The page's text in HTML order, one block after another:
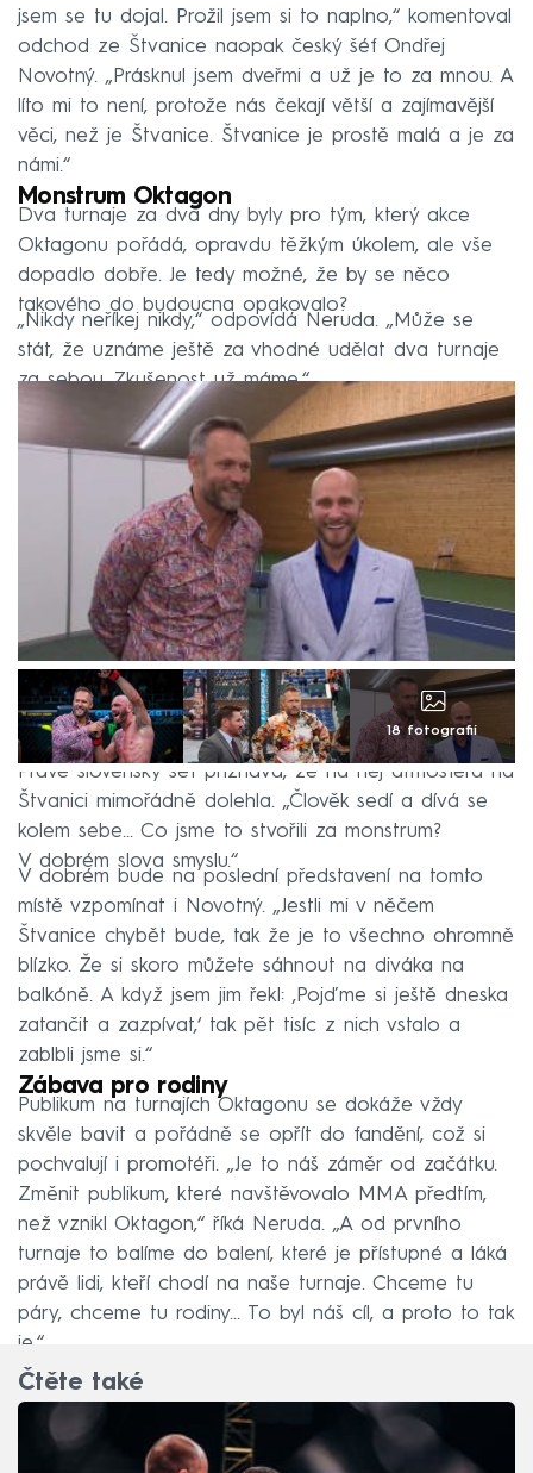
jsem se tu dojal. Prožil jsem si to naplno,“ komentoval
odchod ze Štvanice naopak český šéf Ondřej
Novotný. „Prásknul jsem dveřmi a už je to za mnou. A
líto mi to není, protože nás čekají větší a zajímavější
věci, než je Štvanice. Štvanice je prostě malá a je za
námi.“
Monstrum Oktagon
Dva turnaje za dva dny byly pro tým, který akce
Oktagonu pořádá, opravdu těžkým úkolem, ale vše
dopadlo dobře. Je tedy možné, že by se něco
takového do budoucna opakovalo?
„Nikdy neříkej nikdy,“ odpovídá Neruda. „Může se
stát, že uznáme ještě za vhodné udělat dva turnaje
za sebou. Zkušenost už máme.“
18 fotografií
Právě slovenský šéf přiznává, že na něj atmosféra na
Štvanici mimořádně dolehla. „Člověk sedí a dívá se
kolem sebe… Co jsme to stvořili za monstrum?
V dobrém slova smyslu.“
V dobrém bude na poslední představení na tomto
místě vzpomínat i Novotný. „Jestli mi v něčem
Štvanice chybět bude, tak že je to všechno ohromně
blízko. Že si skoro můžete sáhnout na diváka na
balkóně. A když jsem jim řekl: ,Pojďme si ještě dneska
zatančit a zazpívat,‘ tak pět tisíc z nich vstalo a
zablbli jsme si.“
Zábava pro rodiny
Publikum na turnajích Oktagonu se dokáže vždy
skvěle bavit a pořádně se opřít do fandění, což si
pochvalují i promotéři. „Je to náš záměr od začátku.
Změnit publikum, které navštěvovalo MMA předtím,
než vznikl Oktagon,“ říká Neruda. „A od prvního
turnaje to balíme do balení, které je přístupné a láká
právě lidi, kteří chodí na naše turnaje. Chceme tu
páry, chceme tu rodiny… To byl náš cíl, a proto to tak
je.“
Čtěte také